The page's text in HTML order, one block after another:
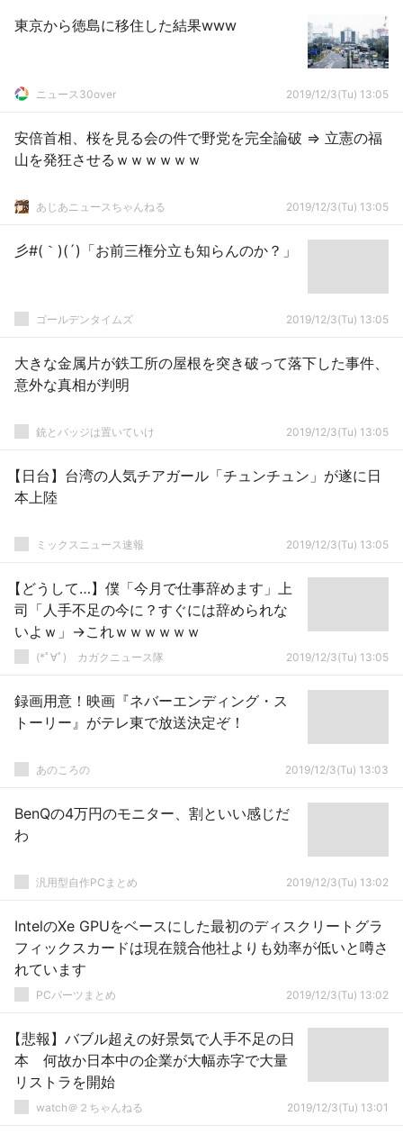
東京から徳島に移住した結果www
ニュース30over 2019/12/3(Tu) 13:05
安倍首相、桜を見る会の件で野党を完全論破 ⇒ 立憲の福
山を発狂させるｗｗｗｗｗｗ
あじあニュースちゃんねる 2019/12/3(Tu) 13:05
彡#(｀)(´)「お前三権分立も知らんのか？」
ゴールデンタイムズ 2019/12/3(Tu) 13:05
大きな金属片が鉄工所の屋根を突き破って落下した事件、
意外な真相が判明
銃とバッジは置いていけ 2019/12/3(Tu) 13:05
【日台】台湾の人気チアガール「チュンチュン」が遂に日
本上陸
ミックスニュース速報 2019/12/3(Tu) 13:05
【どうして…】僕「今月で仕事辞めます」上
司「人手不足の今に？すぐには辞められな
いよｗ」→これｗｗｗｗｗｗ
(*ﾟ∀ﾟ)ゞカガクニュース隊 2019/12/3(Tu) 13:05
録画用意！映画『ネバーエンディング・ス
トーリー』がテレ東で放送決定ぞ！
あのころの 2019/12/3(Tu) 13:03
BenQの4万円のモニター、割といい感じだ
わ
汎用型自作PCまとめ 2019/12/3(Tu) 13:02
IntelのXe GPUをベースにした最初のディスクリートグラ
フィックスカードは現在競合他社よりも効率が低いと噂さ
れています
PCパーツまとめ 2019/12/3(Tu) 13:02
【悲報】バブル超えの好景気で人手不足の日
本 何故か日本中の企業が大幅赤字で大量
リストラを開始
watch＠２ちゃんねる 2019/12/3(Tu) 13:01